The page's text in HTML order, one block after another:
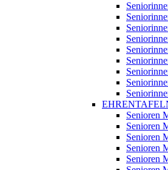
Senioren
Senioren
Senioren
Senioren
Senioren